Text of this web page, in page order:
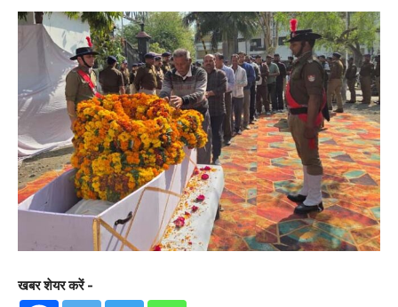
खबर शेयर करें -